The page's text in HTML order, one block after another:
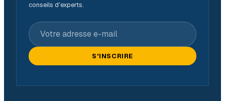
conseils d'experts.
Votre adresse e-mail
S'INSCRIRE